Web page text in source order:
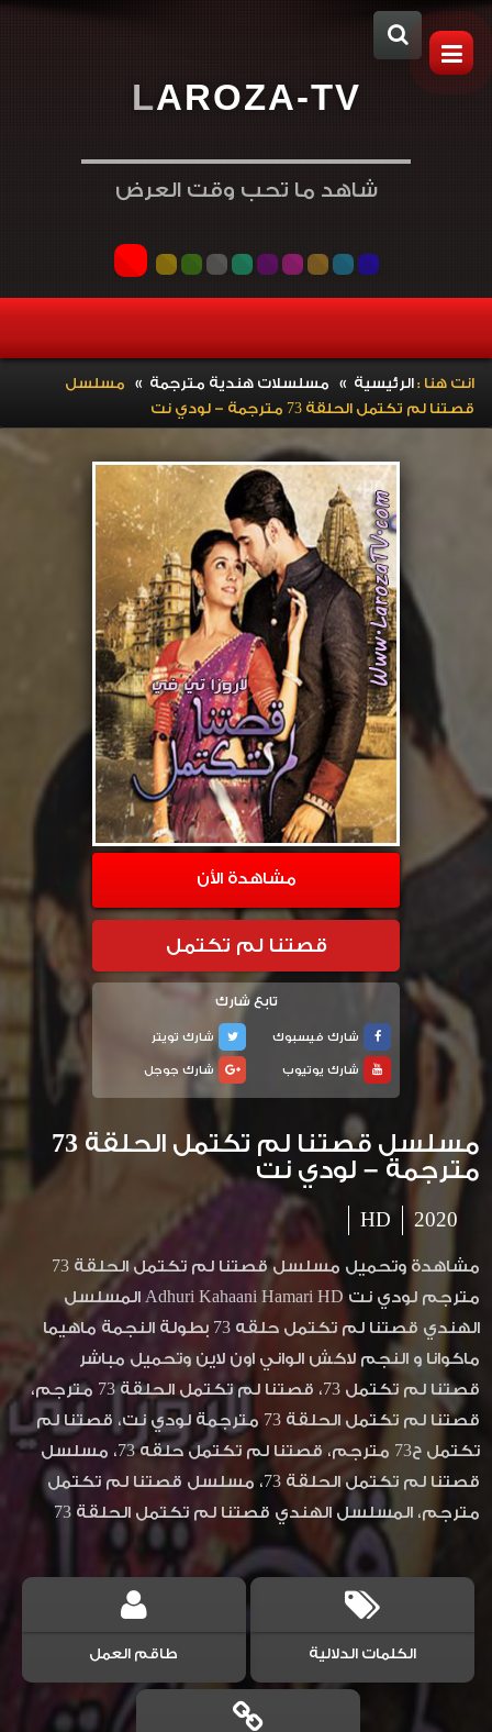
LAROZA-TV
شاهد ما تحب وقت العرض
انت هنا :الرئيسية » مسلسلات هندية مترجمة » مسلسل
قصتنا لم تكتمل الحلقة 73 مترجمة – لودي نت
مشاهدة الأن
قصتنا لم تكتمل
تابع شارك
شارك فيسبوك
شارك تويتر
شارك يوتيوب
شارك جوجل
مسلسل قصتنا لم تكتمل الحلقة 73
مترجمة – لودي نت
2020
HD
مشاهدة وتحميل مسلسل قصتنا لم تكتمل الحلقة 73
مترجم لودي نت Adhuri Kahaani Hamari HD المسلسل
الهندي قصتنا لم تكتمل حلقه 73 بطولة النجمة ماهيما
ماكوانا و النجم لاكش الواني اون لاين وتحميل مباشر
قصتنا لم تكتمل 73، قصتنا لم تكتمل الحلقة 73 مترجم،
قصتنا لم تكتمل الحلقة 73 مترجمة لودي نت، قصتنا لم
تكتمل ح73 مترجم، قصتنا لم تكتمل حلقه 73، مسلسل
قصتنا لم تكتمل الحلقة 73، مسلسل قصتنا لم تكتمل
مترجم، المسلسل الهندي قصتنا لم تكتمل الحلقة 73
الكلمات الدلالية طاقم العمل